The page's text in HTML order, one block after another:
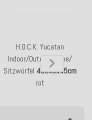
H.O.C.K. Yucatan
Indoor/Outdoor Cube/
Sitzwürfel 45x45x45cm
rot